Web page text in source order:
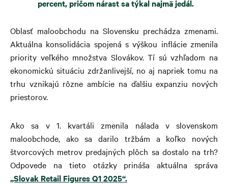
percent, pričom nárast sa týkal najmä jedál.
Oblasť maloobchodu na Slovensku prechádza zmenami.
Aktuálna konsolidácia spojená s výškou inflácie zmenila
priority veľkého množstva Slovákov. Tí sú vzhľadom na
ekonomickú situáciu zdržanlivejší, no aj napriek tomu na
trhu vznikajú rôzne ambície na ďalšiu expanziu nových
priestorov.
Ako sa v 1. kvartáli zmenila nálada v slovenskom
maloobchode, ako sa darilo tržbám a koľko nových
štvorcových metrov predajných plôch sa dostalo na trh?
Odpovede na tieto otázky prináša aktuálna správa
„Slovak Retail Figures Q1 2025“.